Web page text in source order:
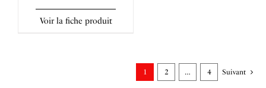
Voir la fiche produit
1 2 … 4 Suivant